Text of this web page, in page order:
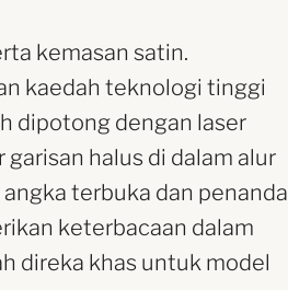
kemasan satin.
kaedah teknologi tinggi
dipotong dengan laser
halus di dalam alur
terbuka dan penanda
keterbacaan dalam
direka khas untuk model